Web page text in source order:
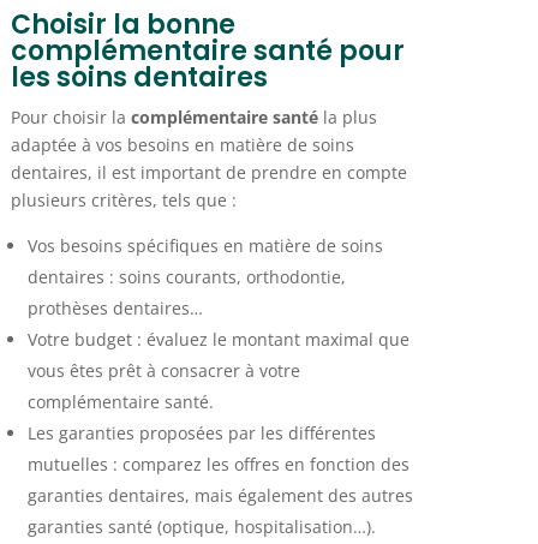
Choisir la bonne
complémentaire santé pour
les soins dentaires
Pour choisir la complémentaire santéla plus
adaptée à vos besoins en matière de soins
dentaires, il est important de prendre en compte
plusieurs critères, tels que :
Vos besoins spécifiques en matière de soins
dentaires : soins courants, orthodontie,
prothèses dentaires…
Votre budget : évaluez le montant maximal que
vous êtes prêt à consacrer à votre
complémentaire santé.
Les garanties proposées par les différentes
mutuelles : comparez les offres en fonction des
garanties dentaires, mais également des autres
garanties santé (optique, hospitalisation…).